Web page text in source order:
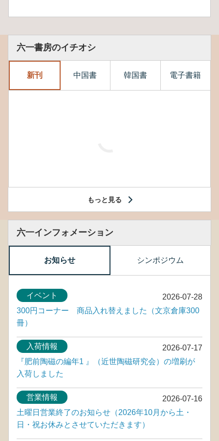
六一書房のイチオシ
新刊 中国書 韓国書 電子書籍
もっと見る
六一インフォメーション
お知らせ シンポジウム
2026-07-28
イベント
300円コーナー 商品入れ替えました（文京倉庫300
冊）
2026-07-17
入荷情報
『肥前陶磁の編年1 』（近世陶磁研究会）の増刷が
入荷しました
2026-07-16
営業情報
土曜日営業終了のお知らせ（2026年10月から土・
日・祝お休みとさせていただきます）